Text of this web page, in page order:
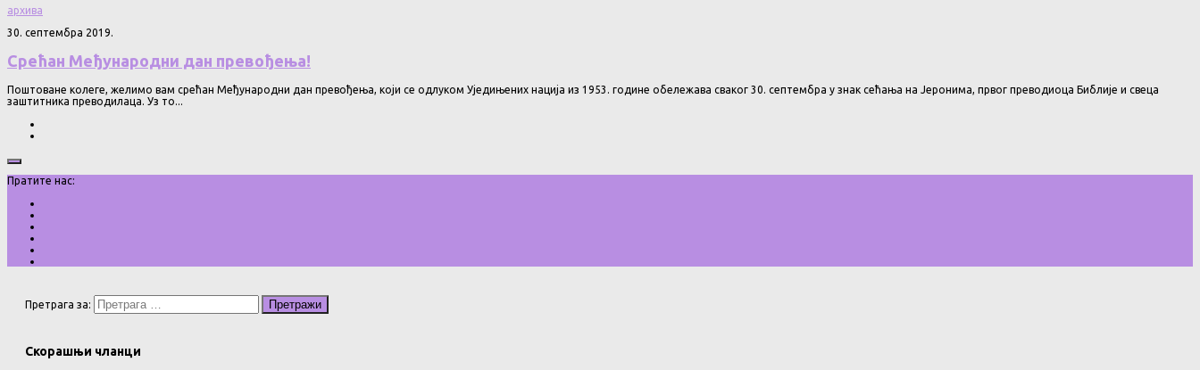
архива
30. септембра 2019.
Срећан Међународни дан превођења!
Поштоване колеге, желимо вам срећан Међународни дан превођења, који се одлуком Уједињених нација из 1953. године обележава сваког 30. септембра у знак сећања на Јеронима, првог преводиоца Библије и свеца
заштитника преводилаца. Уз то...
Пратите нас:
Претрага за:
Скорашњи чланци